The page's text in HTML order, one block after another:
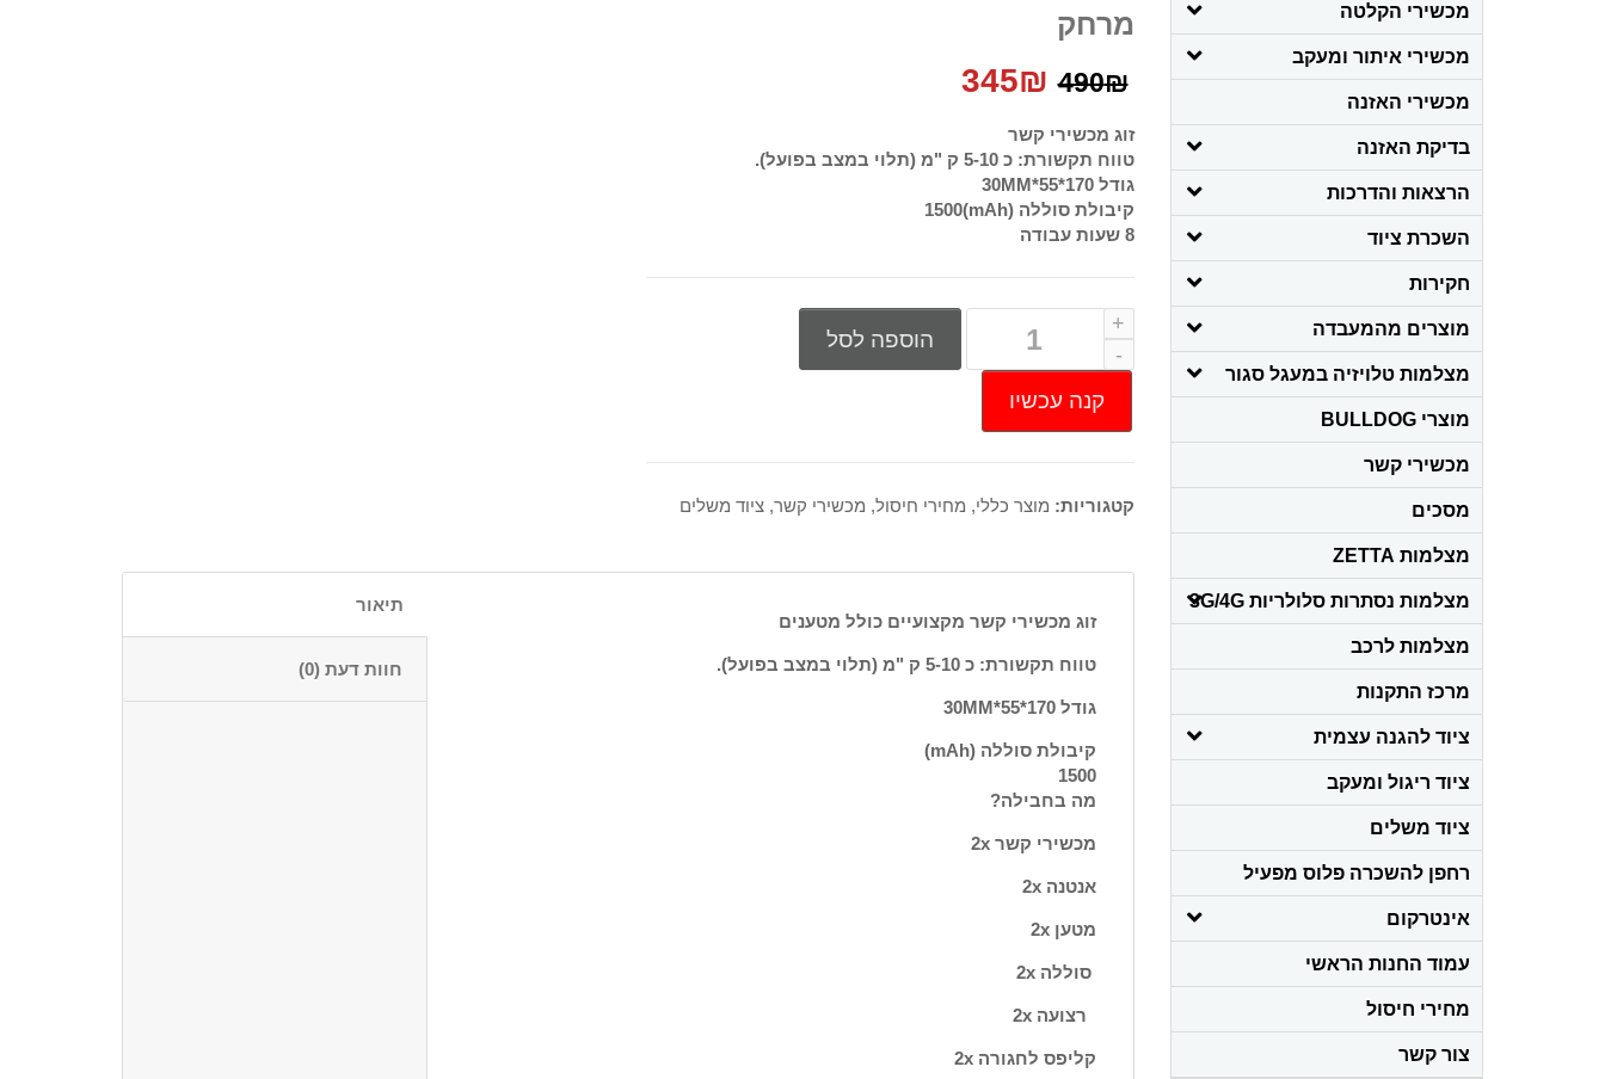
מרחק
490₪
המחיר
המקורי
היה:
490₪.
345₪
המחיר
הוא:
345₪.
זוג מכשירי קשר
טווח תקשורת: כ 5-10 ק "מ (תלוי במצב בפועל).
גודל 170*55*30MM
קיבולת סוללה (mAh)
1500
8 שעות עבודה
הוספה לסל
קנה עכשיו
קטגוריות: מוצר כללי, מחירי חיסול, מכשירי קשר,ציוד משלים
תיאור
חוות דעת (0)
זוג מכשירי קשר מקצועיים כולל מטענים
טווח תקשורת: כ 5-10 ק "מ (תלוי במצב בפועל).
גודל 170*55*30MM
קיבולת סוללה (mAh)
1500
מה בחבילה?
מכשירי קשר 2x
אנטנה 2x
מטען 2x
סוללה 2x
רצועה 2x
קליפס לחגורה 2x
מכשירי הקלטה
מכשירי איתור ומעקב
מכשירי האזנה
בדיקת האזנה
הרצאות והדרכות
השכרת ציוד
חקירות
מוצרים מהמעבדה
מצלמות טלויזיה במעגל סגור
מוצרי BULLDOG
מכשירי קשר
מסכים
מצלמות ZETTA
מצלמות נסתרות סלולריות 3G/4G
מצלמות לרכב
מרכז התקנות
ציוד להגנה עצמית
ציוד ריגול ומעקב
ציוד משלים
רחפן להשכרה פלוס מפעיל
אינטרקום
עמוד החנות הראשי
מחירי חיסול
צור קשר